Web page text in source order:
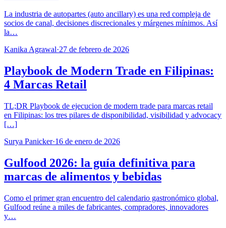
La industria de autopartes (auto ancillary) es una red compleja de
socios de canal, decisiones discrecionales y márgenes mínimos. Así
la…
Kanika Agrawal·27 de febrero de 2026
Playbook de Modern Trade en Filipinas:
4 Marcas Retail
TL;DR Playbook de ejecucion de modern trade para marcas retail
en Filipinas: los tres pilares de disponibilidad, visibilidad y advocacy
[…]
Surya Panicker·16 de enero de 2026
Gulfood 2026: la guía definitiva para
marcas de alimentos y bebidas
Como el primer gran encuentro del calendario gastronómico global,
Gulfood reúne a miles de fabricantes, compradores, innovadores
y…